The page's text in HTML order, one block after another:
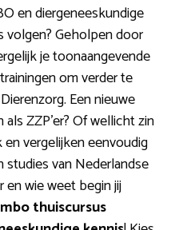
en diergeneeskundige
volgen? Geholpen door
je toonaangevende
om verder te
Een nieuwe
ZZP’er? Of wellicht zin
vergelijken eenvoudig
van Nederlandse
en wie weet begin jij
mbo thuiscursus